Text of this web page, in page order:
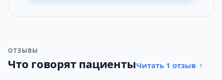
ОТЗЫВЫ
Что говорят пациентыЧитать 1 отзыв